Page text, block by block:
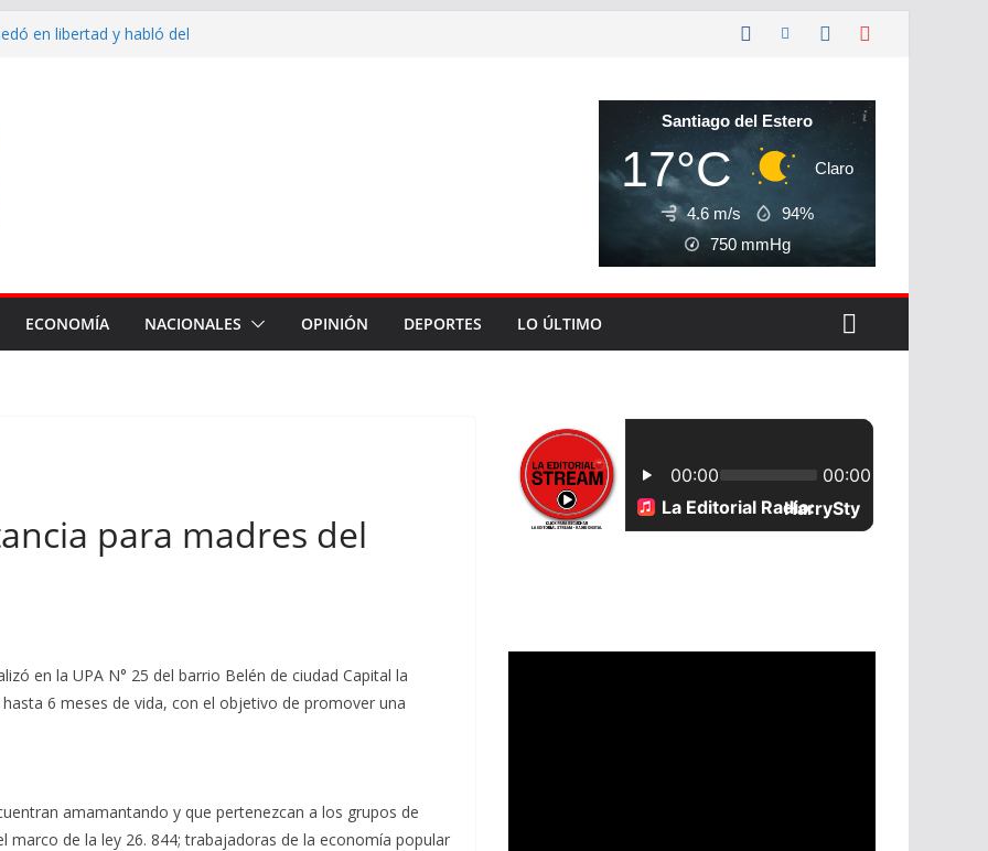
en libertad y habló del
un acueducto y entregó
Francia
de trabajo al
el trabajo del personal de la
Santiago del Estero
17°C Claro
4.6 m/s
94%
750 mmHg
ECONOMÍA NACIONALES OPINIÓN DEPORTES LO ÚLTIMO
para madres del
en la UPA N° 25 del barrio Belén de ciudad Capital la
6 meses de vida, con el objetivo de promover una
amamantando y que pertenezcan a los grupos de
marco de la ley 26. 844; trabajadoras de la economía popular